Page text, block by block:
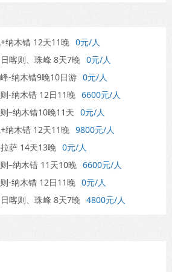
纳木错 12天11晚 0元/人
喀则、珠峰 8天7晚 0元/人
-纳木错9晚10日游 0元/人
-纳木错 12日11晚 6600元/人
–纳木错10晚11天 0元/人
纳木错 12天11晚 9800元/人
萨 14天13晚 0元/人
–纳木错 11天10晚 6600元/人
-纳木错 12日11晚 0元/人
喀则、珠峰 8天7晚 4800元/人